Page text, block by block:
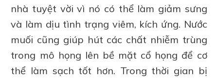
nhà tuyệt vời vì nó có thể làm giảm sưng
và làm dịu tình trạng viêm, kích ứng. Nước
muối cũng giúp hút các chất nhiễm trùng
trong mô họng lên bề mặt cổ họng để cơ
thể làm sạch tốt hơn. Trong thời gian bị